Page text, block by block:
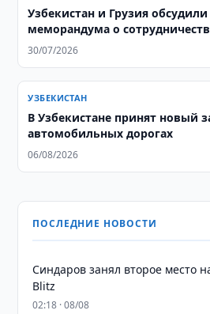
Узбекистан и Грузия
меморандума о
30/07/2026
УЗБЕКИСТАН
В Узбекистане принят новый
автомобильных дорогах
06/08/2026
ПОСЛЕДНИЕ НОВОСТИ
Синдаров занял второе место
Blitz
02:18 · 08/08